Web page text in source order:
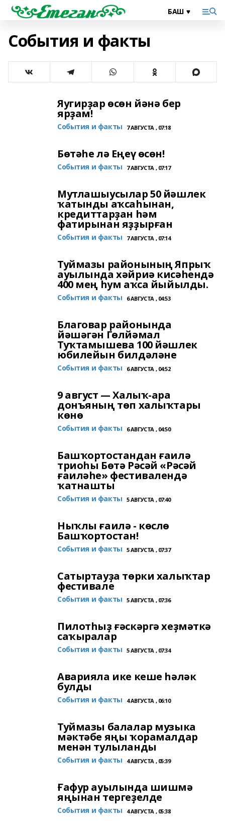
События и факты
Яугирҙар өсөн йәнә бер
ярҙам!
События и факты 7 АВГУСТА , 07:18
Бөтәһе лә Еңеү өсөн!
События и факты 7 АВГУСТА , 07:17
Мутлашыусылар 50 йәшлек
ҡатынды аҡсаһынан,
кредиттарҙан һәм
фатирынан яҙҙырған
События и факты 7 АВГУСТА , 07:14
Туймазы районының Япрыҡ
ауылында хәйриә кисәһендә
400 мең һум аҡса йыйылды.
События и факты 6 АВГУСТА , 04:53
Благовар районында
йәшәгән Гөлйәмал
Туҡтамышева 100 йәшлек
юбилейын билдәләне
События и факты 6 АВГУСТА , 04:52
9 август — Халыҡ-ара
донъяның төп халыҡтары
көнө
События и факты 6 АВГУСТА , 04:50
Башҡортостандан ғаилә
триоһы Бөтә Рәсәй «Рәсәй
ғаиләһе» фестивалендә
ҡатнашты
События и факты 5 АВГУСТА , 07:40
Ныҡлы ғаилә - көслө
Башҡортостан!
События и факты 5 АВГУСТА , 07:37
Cатыртауҙа төрки халыҡтар
фестивале
События и факты 5 АВГУСТА , 07:36
Пилотһыҙ ғәскәргә хеҙмәткә
саҡыралар
События и факты 5 АВГУСТА , 07:34
Аварияла ике кеше һәләк
булды
События и факты 4 АВГУСТА , 06:10
Туймазы балалар музыка
мәктәбе яңы ҡорамалдар
менән тулыланды
События и факты 4 АВГУСТА , 05:39
Ғафур ауылында шишмә
яңынан тергеҙелде
События и факты 4 АВГУСТА , 05:38